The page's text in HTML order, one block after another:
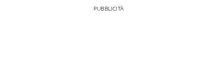
PUBBLICITÀ